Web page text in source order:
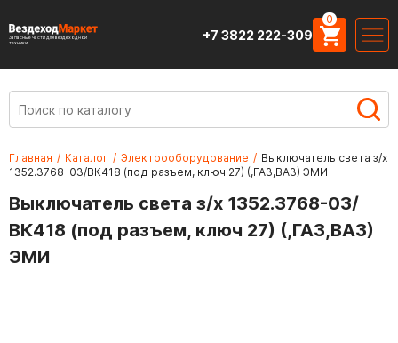
Запасные части для вездеходной
техники
+7 3822 222-309
0
Главная / Каталог / Электрооборудование / Выключатель света з/х
1352.3768-03/ВК418 (под разъем, ключ 27) (,ГАЗ,ВАЗ) ЭМИ
Выключатель света з/х 1352.3768-03/
ВК418 (под разъем, ключ 27) (,ГАЗ,ВАЗ)
ЭМИ